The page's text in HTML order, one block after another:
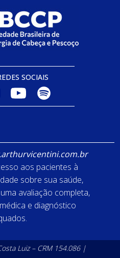
SOCIAIS
aos pacientes à
sobre sua saúde,
avaliação completa,
e diagnóstico
Luiz – CRM 154.086 |